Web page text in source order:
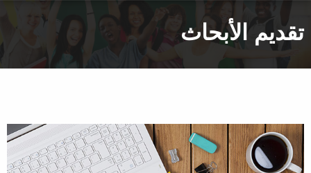
تقديم الأبحاث